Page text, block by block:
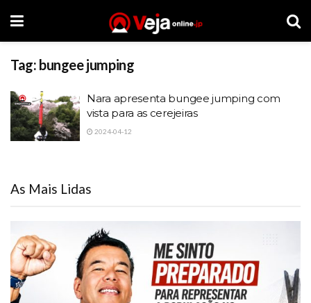
Tag: bungee jumping
Nara apresenta bungee jumping com
vista para as cerejeiras
2024-04-12
As Mais Lidas